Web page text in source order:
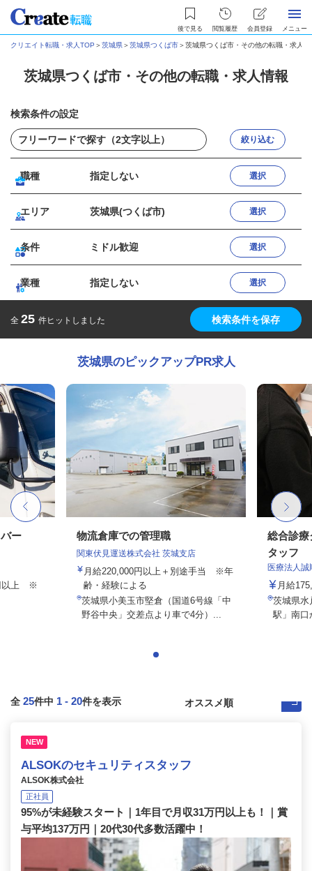
後で見る 閲覧履歴 会員登録 メニュー
クリエイト転職・求人TOP ＞茨城県＞茨城県つくば市＞茨城県つくば市・その他の転職・求人情
茨城県つくば市・その他の転職・求人情報
検索条件の設定
絞り込む
職種 指定しない 選択
エリア 茨城県(つくば市) 選択
条件 ミドル歓迎 選択
業種 指定しない 選択
全 25 件ヒットしました 検索条件を保存
茨城県のピックアップPR求人
ー
以上 ※
物流倉庫での管理職
関東伏見運送株式会社 茨城支店
月給220,000円以上＋別途手当 ※年
齢・経験による
茨城県小美玉市堅倉（国道6号線「中
野谷中央」交差点より車で4分）...
総合診療
タッフ
医療法人誠
月給
茨城県水
駅」南口
全 25件中 1 - 20件を表示
NEW
ALSOKのセキュリティスタッフ
ALSOK株式会社
正社員
95%が未経験スタート｜1年目で月収31万円以上も！｜賞
与平均137万円｜20代30代多数活躍中！